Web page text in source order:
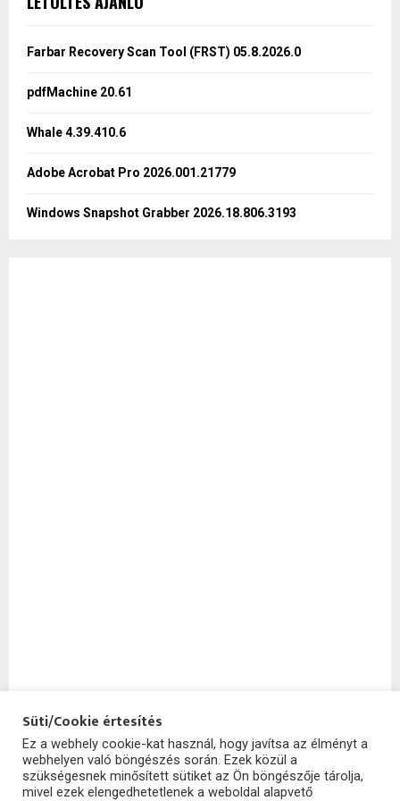
h
o
Farbar Recovery Scan Tool (FRST) 05.8.2026.0
pdfMachine 20.61
Whale 4.39.410.6
Adobe Acrobat Pro 2026.001.21779
Windows Snapshot Grabber 2026.18.806.3193
Süti/Cookie értesítés
Ez a webhely cookie-kat használ, hogy javítsa az élményt a
webhelyen való böngészés során. Ezek közül a
szükségesnek minősített sütiket az Ön böngészője tárolja,
mivel ezek elengedhetetlenek a weboldal alapvető